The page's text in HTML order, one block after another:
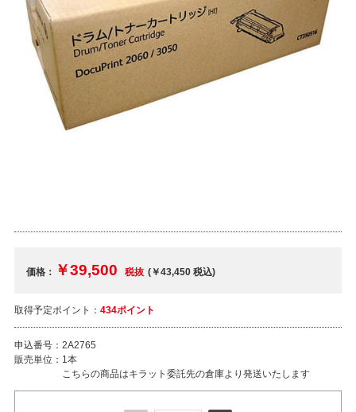
価格： ￥39,500 税抜 (￥43,450税込)
取得予定ポイント： 434ポイント
申込番号： 2A2765
販売単位： 1本
こちらの商品はキラット委託先の倉庫より発送いたします